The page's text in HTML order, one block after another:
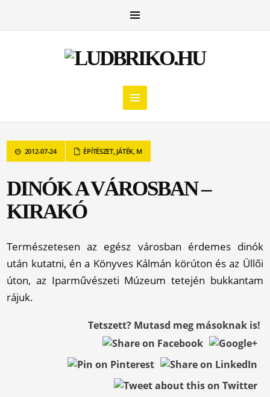
2012-07-24 ÉPÍTÉSZET, JÁTÉK, M
DINÓK A VÁROSBAN –
KIRAKÓ
Természetesen az egész városban érdemes dinók
után kutatni, én a Könyves Kálmán körúton és az Üllői
úton, az Iparművészeti Múzeum tetején bukkantam
rájuk.
Tetszett? Mutasd meg másoknak is!